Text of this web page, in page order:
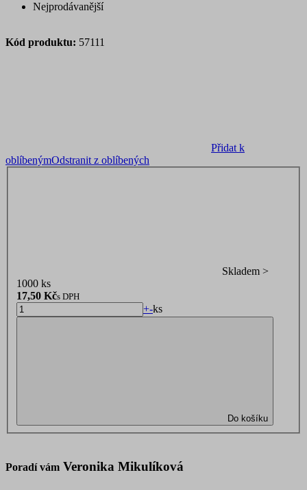
Nejprodávanější
Kód produktu: 57111
Přidat k
oblíbenýmOdstranit z oblíbených
Skladem >
1000 ks
17,50 Kčs DPH
+-ks
Do košíku
Poradí vám Veronika Mikulíková